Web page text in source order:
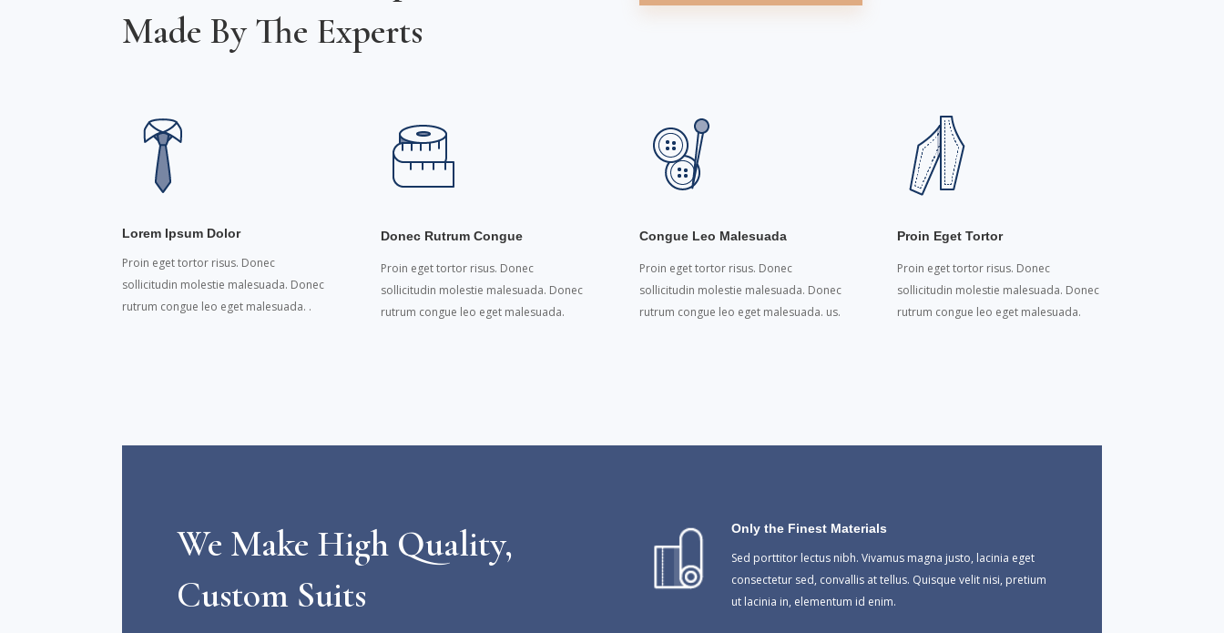
Made By The Experts
Lorem Ipsum Dolor
Proin eget tortor risus. Donec
sollicitudin molestie malesuada. Donec
rutrum congue leo eget malesuada. .
Donec Rutrum Congue
Proin eget tortor risus. Donec
sollicitudin molestie malesuada. Donec
rutrum congue leo eget malesuada.
Congue Leo Malesuada
Proin eget tortor risus. Donec
sollicitudin molestie malesuada. Donec
rutrum congue leo eget malesuada. us.
Proin Eget Tortor
Proin eget tortor risus. Donec
sollicitudin molestie malesuada. Donec
rutrum congue leo eget malesuada.
We Make High Quality,
Custom Suits
Only the Finest Materials
Sed porttitor lectus nibh. Vivamus magna justo, lacinia eget
consectetur sed, convallis at tellus. Quisque velit nisi, pretium
ut lacinia in, elementum id enim.